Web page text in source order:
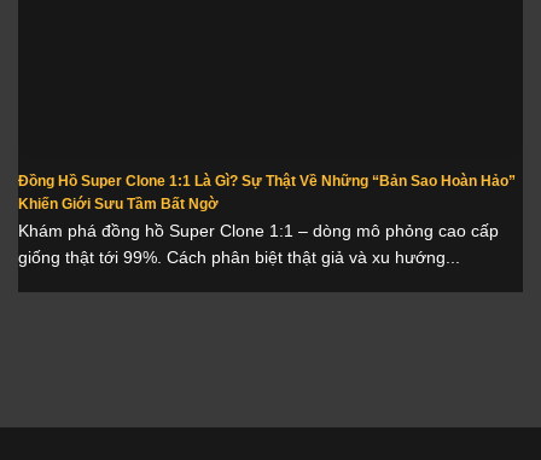
Đồng Hồ Super Clone 1:1 Là Gì? Sự Thật Về Những “Bản Sao Hoàn Hảo”
Khiến Giới Sưu Tầm Bất Ngờ
Khám phá đồng hồ Super Clone 1:1 – dòng mô phỏng cao cấp
giống thật tới 99%. Cách phân biệt thật giả và xu hướng...